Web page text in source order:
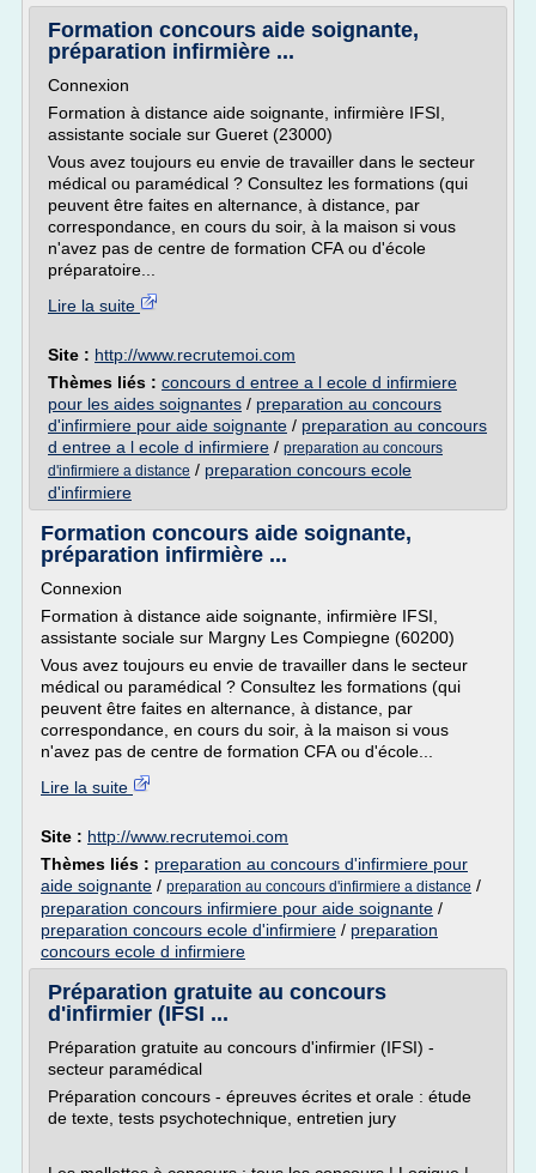
Formation concours aide soignante,
préparation infirmière ...
Connexion
Formation à distance aide soignante, infirmière IFSI,
assistante sociale sur Gueret (23000)
Vous avez toujours eu envie de travailler dans le secteur
médical ou paramédical ? Consultez les formations (qui
peuvent être faites en alternance, à distance, par
correspondance, en cours du soir, à la maison si vous
n'avez pas de centre de formation CFA ou d'école
préparatoire...
Lire la suite
Site : http://www.recrutemoi.com
Thèmes liés : concours d entree a l ecole d infirmiere
pour les aides soignantes / preparation au concours
d'infirmiere pour aide soignante / preparation au concours
d entree a l ecole d infirmiere / preparation au concours
d'infirmiere a distance / preparation concours ecole
d'infirmiere
Formation concours aide soignante,
préparation infirmière ...
Connexion
Formation à distance aide soignante, infirmière IFSI,
assistante sociale sur Margny Les Compiegne (60200)
Vous avez toujours eu envie de travailler dans le secteur
médical ou paramédical ? Consultez les formations (qui
peuvent être faites en alternance, à distance, par
correspondance, en cours du soir, à la maison si vous
n'avez pas de centre de formation CFA ou d'école...
Lire la suite
Site : http://www.recrutemoi.com
Thèmes liés : preparation au concours d'infirmiere pour
aide soignante / preparation au concours d'infirmiere a distance /
preparation concours infirmiere pour aide soignante /
preparation concours ecole d'infirmiere / preparation
concours ecole d infirmiere
Préparation gratuite au concours
d'infirmier (IFSI ...
Préparation gratuite au concours d'infirmier (IFSI) -
secteur paramédical
Préparation concours - épreuves écrites et orale : étude
de texte, tests psychotechnique, entretien jury